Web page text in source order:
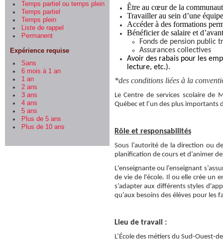
Temps partiel ou temps plein
Temps partiel
Temps plein
Liste de rappel
Permanent
Expérience requise
Sans
6 mois à 1 an
1 an
2 ans
3 ans
4 ans
5 ans
Plus de 5 ans
Plus de 10 ans
Être au cœur de la
Travailler au sein d’une
Accéder à des formations
Bénéficier de salaire et
Fonds de pension public
Assurances collectives
Avoir des rabais pour les
lecture, etc.).
*des conditions liées à la
Le Centre de services scolaire de
Québec et l’un des plus
Rôle et responsabilités
Sous l’autorité de la direction ou
planification de cours et d’animer
L'enseignante ou l’enseignant
de vie de l'école. Il ou elle crée un
s’adapter aux différents styles
qu’aux besoins des élèves pour les
Lieu de travail :
L’École des métiers du Sud-Ouest-